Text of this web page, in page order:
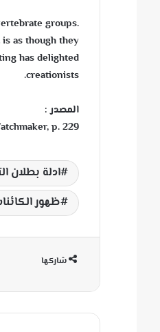
groups.
as though they
has delighted
creationists.
المصدر :
p. 229
ادلة بطلان
ظهور
شاركها